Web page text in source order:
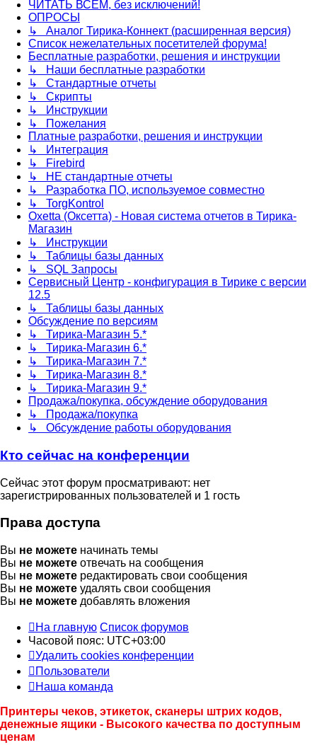
ЧИТАТЬ ВСЕМ, без исключений!
ОПРОСЫ
↳ Аналог Тирика-Коннект (расширенная версия)
Список нежелательных посетителей форума!
Бесплатные разработки, решения и инструкции
↳ Наши бесплатные разработки
↳ Стандартные отчеты
↳ Скрипты
↳ Инструкции
↳ Пожелания
Платные разработки, решения и инструкции
↳ Интеграция
↳ Firebird
↳ НЕ стандартные отчеты
↳ Разработка ПО, используемое совместно
↳ TorgKontrol
Oxetta (Оксетта) - Новая система отчетов в Тирика-
Магазин
↳ Инструкции
↳ Таблицы базы данных
↳ SQL Запросы
Сервисный Центр - конфигурация в Тирике с версии
12.5
↳ Таблицы базы данных
Обсуждение по версиям
↳ Тирика-Магазин 5.*
↳ Тирика-Магазин 6.*
↳ Тирика-Магазин 7.*
↳ Тирика-Магазин 8.*
↳ Тирика-Магазин 9.*
Продажа/покупка, обсуждение оборудования
↳ Продажа/покупка
↳ Обсуждение работы оборудования
Кто сейчас на конференции
Сейчас этот форум просматривают: нет
зарегистрированных пользователей и 1 гость
Права доступа
Вы не можете начинать темы
Вы не можете отвечать на сообщения
Вы не можете редактировать свои сообщения
Вы не можете удалять свои сообщения
Вы не можете добавлять вложения
На главную Список форумов
Часовой пояс: UTC+03:00
Удалить cookies конференции
Пользователи
Наша команда
Принтеры чеков, этикеток, сканеры штрих кодов,
денежные ящики - Высокого качества по доступным
ценам